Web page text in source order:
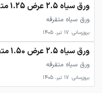
ورق سیاه 2.5 عرض 1.25 متفرقه
ورق سیاه متفرقه
بروزرسانی: 17 تیر، 1405
ورق سیاه 2.5 عرض 1.50 متفرقه
ورق سیاه متفرقه
بروزرسانی: 17 تیر، 1405